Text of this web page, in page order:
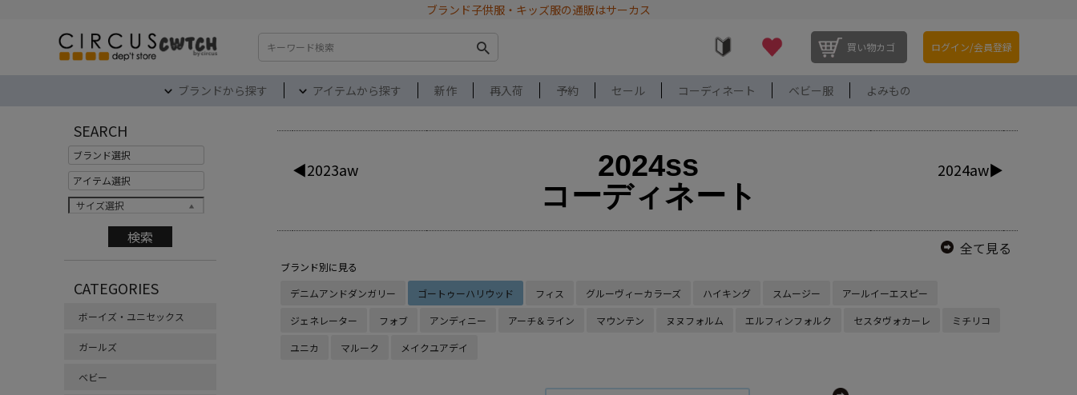
ブランド子供服・キッズ服の通販はサーカス
検索 買い物カゴ ログイン/会員登録
ブランドから探す アイテムから探す 新作 再入荷 予約 セール コーディネート ベビー服 よみもの
SEARCH
サイズ選択
CATEGORIES
ボーイズ・ユニセックス
ガールズ
ベビー
◀2023aw
2024ss
コーディネート
2024aw▶
全て見る
ブランド別に見る
デニムアンドダンガリー
ゴートゥーハリウッド フィス グルーヴィーカラーズ ハイキング スムージー
アールイーエスピー
ジェネレーター
フォブ アンディニー アーチ＆ライン マウンテン ヌヌフォルム エルフィンフォルク セスタヴォカーレ
ミチリコ
ユニカ
マルーク メイクユアデイ